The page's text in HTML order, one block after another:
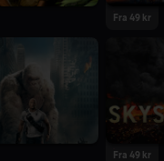
Fra 49 kr
Fra 49 kr